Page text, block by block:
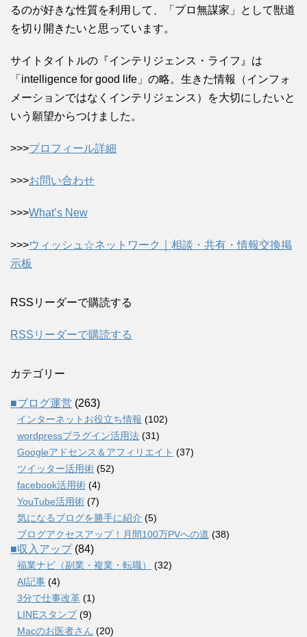
るのが好きな性質を利用して、「プロ無謀家」として獣道
を切り開きたいと思っています。
サイトタイトルの『インテリジェンス・ライフ』は
「intelligence for good life」の略。生きた情報（インフォ
メーションではなくインテリジェンス）を大切にしたいと
いう願望からつけました。
>>>プロフィール詳細
>>>お問い合わせ
>>>What’s New
>>>ウィッシュ☆ネットワーク｜相談・共有・情報交換掲
示板
RSSリーダーで購読する
RSSリーダーで購読する
カテゴリー
■ブログ運営 (263)
インターネットお役立ち情報 (102)
wordpressプラグイン活用法 (31)
Googleアドセンス＆アフィリエイト (37)
ツイッター活用術 (52)
facebook活用術 (4)
YouTube活用術 (7)
気になるブログを勝手に紹介 (5)
ブログアクセスアップ！月間100万PVへの道 (38)
■収入アップ(84)
福業ナビ（副業・複業・転職）
(32)
AI記事 (4)
3分で仕事改革 (1)
LINEスタンプ(9)
Macのお医者さん (20)